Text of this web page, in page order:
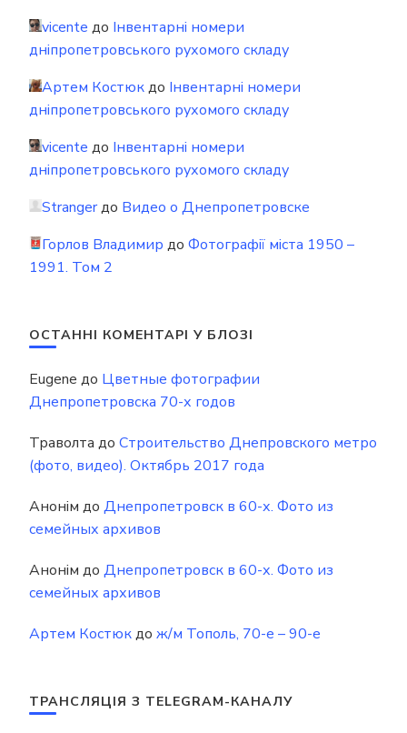
vicente до Інвентарні номери
дніпропетровського рухомого складу
Артем Костюкдо Інвентарні номери
дніпропетровського рухомого складу
vicente до Інвентарні номери
дніпропетровського рухомого складу
Strangerдо Видео о Днепропетровске
Горлов Владимир до Фотографії міста 1950 –
1991. Том 2
ОСТАННІ КОМЕНТАРІ У БЛОЗІ
Eugene до Цветные фотографии
Днепропетровска 70-х годов
Траволта до Строительство Днепровского метро
(фото, видео). Октябрь 2017 года
Анонім до Днепропетровск в 60-х. Фото из
семейных архивов
Анонім до Днепропетровск в 60-х. Фото из
семейных архивов
Артем Костюкдо ж/м Тополь, 70-е – 90-е
ТРАНСЛЯЦІЯ З TELEGRAM-КАНАЛУ